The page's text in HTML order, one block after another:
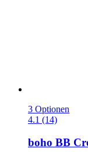
3 Optionen
4.1 (14)
boho BB